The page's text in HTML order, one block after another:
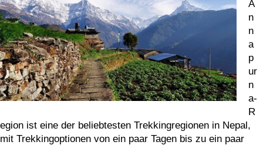
A
n
n
a
p
ur
n
a-
R
egion ist eine der beliebtesten Trekkingregionen in Nepal,
mit Trekkingoptionen von ein paar Tagen bis zu ein paar